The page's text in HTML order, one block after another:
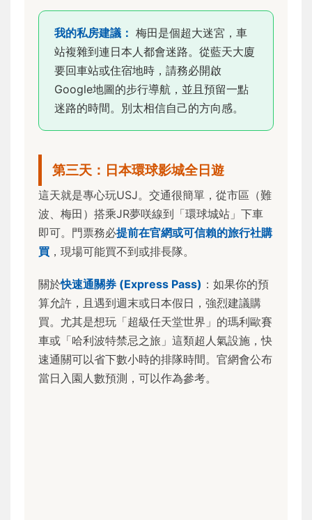
我的私房建議： 梅田是個超大迷宮，車
站複雜到連日本人都會迷路。從藍天大廈
要回車站或住宿地時，請務必開啟
Google地圖的步行導航，並且預留一點
迷路的時間。別太相信自己的方向感。
第三天：日本環球影城全日遊
這天就是專心玩USJ。交通很簡單，從市區（難
波、梅田）搭乘JR夢咲線到「環球城站」下車
即可。門票務必提前在官網或可信賴的旅行社購
買 ，現場可能買不到或排長隊。
關於快速通關券 (Express Pass) ：如果你的預
算允許，且遇到週末或日本假日，強烈建議購
買。尤其是想玩「超級任天堂世界」的瑪利歐賽
車或「哈利波特禁忌之旅」這類超人氣設施，快
速通關可以省下數小時的排隊時間。官網會公布
當日入園人數預測，可以作為參考。